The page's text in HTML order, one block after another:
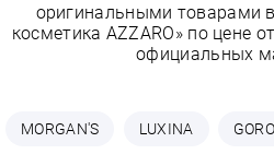
оригинальными товарами
косметика AZZARO» по цене
официальных
MORGAN'S LUXINA